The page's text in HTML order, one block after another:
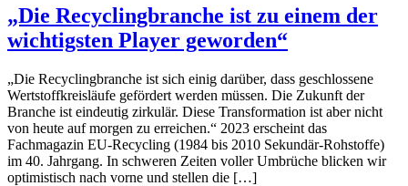
„Die Recyclingbranche ist zu einem der
wichtigsten Player geworden“
„Die Recyclingbranche ist sich einig darüber, dass geschlossene
Wertstoffkreisläufe gefördert werden müssen. Die Zukunft der
Branche ist eindeutig zirkulär. Diese Transformation ist aber nicht
von heute auf morgen zu erreichen.“ 2023 erscheint das
Fachmagazin EU-Recycling (1984 bis 2010 Sekundär-Rohstoffe)
im 40. Jahrgang. In schweren Zeiten voller Umbrüche blicken wir
optimistisch nach vorne und stellen die […]